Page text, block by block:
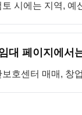
시에는 지역, 예
대 페이지에서
호센터 매매, 창